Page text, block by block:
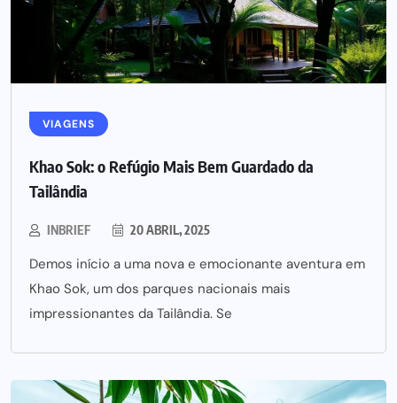
VIAGENS
Khao Sok: o Refúgio Mais Bem Guardado da
Tailândia
INBRIEF 20 ABRIL, 2025
Demos início a uma nova e emocionante aventura em
Khao Sok, um dos parques nacionais mais
impressionantes da Tailândia. Se